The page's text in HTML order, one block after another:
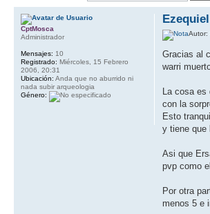
Autor:
Gracias al
warri
La cosa
con la
Esto
y tiene que
Asi que
pvp como
Por otra
menos 5 e
CptMosca
Administrador
Mensajes: 10
Registrado: Miércoles, 15 Febrero
2006, 20:31
Ubicación: Anda que no aburrido ni
nada subir arqueologia
Género: